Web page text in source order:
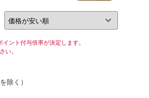
ント付与倍率が決定します。
い。
除く）